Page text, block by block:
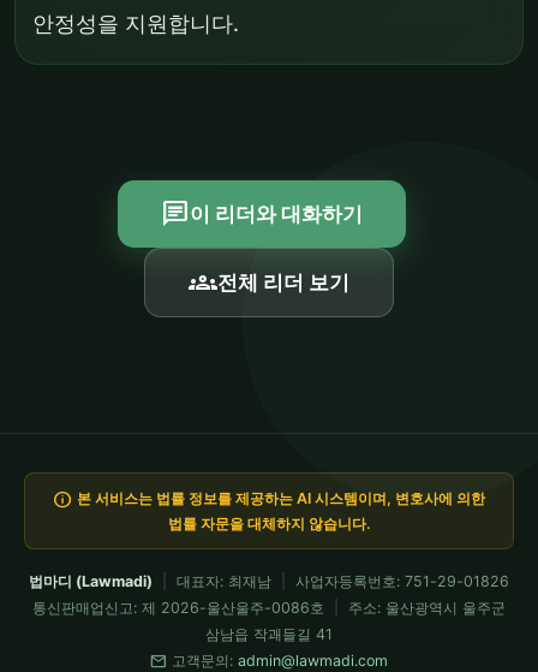
안정성을 지원합니다.
chat이 리더와 대화하기
groups전체 리더 보기
info 본 서비스는 법률 정보를 제공하는 AI 시스템이며, 변호사에 의한
법률 자문을 대체하지 않습니다.
법마디 (Lawmadi) 대표자: 최재남
사업자등록번호: 751-29-01826
통신판매업신고: 제 2026-울산울주-0086호
주소: 울산광역시 울주군
삼남읍 작괘들길 41
mail 고객문의: admin@lawmadi.com